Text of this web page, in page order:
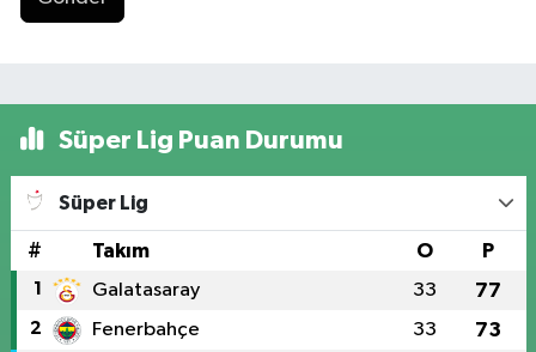
Süper Lig Puan Durumu
Süper Lig
# Takım O P
1 Galatasaray 33 77
2 Fenerbahçe 33 73